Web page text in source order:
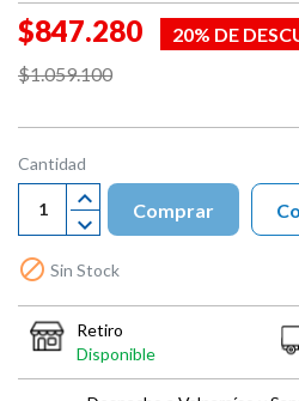
$847.280
20% DE
$1.059.100
Cantidad
Comprar
 Sin Stock
Retiro
Disponible